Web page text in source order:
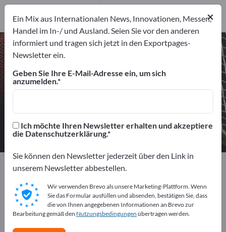
Campingzelte – Hersteller und
Anbieter Hersteller
1
Hersteller2
Distributoren1
Exportpages Sport & Freizeit
Kostenlos inserieren auf
Exportpages!
×
Ein Mix aus Internationalen News, Innovationen, Messen,
Handel im In-/ und Ausland. Seien Sie vor den anderen
informiert und tragen sich jetzt in den Exportpages-
Newsletter ein.
Geben Sie Ihre E-Mail-Adresse ein, um sich
anzumelden.
Ich möchte Ihren Newsletter erhalten und akzeptiere
die Datenschutzerklärung.
Sie können den Newsletter jederzeit über den Link in
unserem Newsletter abbestellen.
Wir verwenden Brevo als unsere Marketing-Plattform. Wenn
Sie das Formular ausfüllen und absenden, bestätigen Sie, dass
die von Ihnen angegebenen Informationen an Brevo zur
Bearbeitung gemäß den Nutzungsbedingungen übertragen werden.